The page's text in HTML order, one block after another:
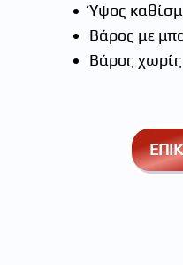
Ύψος
Βάρος με
Βάρος